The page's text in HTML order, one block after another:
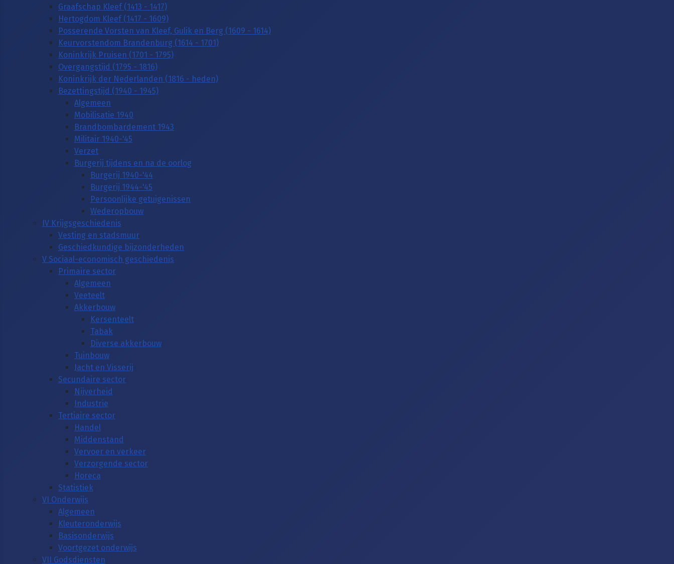
Graafschap Kleef (1413 - 1417)
Hertogdom Kleef (1417 - 1609)
Posserende Vorsten van Kleef, Gulik en Berg (1609 - 1614)
Keurvorstendom Brandenburg (1614 - 1701)
Koninkrijk Pruisen (1701 - 1795)
Overgangstijd (1795 - 1816)
Koninkrijk der Nederlanden (1816 - heden)
Bezettingstijd (1940 - 1945)
Algemeen
Mobilisatie 1940
Brandbombardement 1943
Militair 1940-'45
Verzet
Burgerij tijdens en na de oorlog
Burgerij 1940-'44
Burgerij 1944-'45
Persoonlijke getuigenissen
Wederopbouw
IV Krijgsgeschiedenis
Vesting en stadsmuur
Geschiedkundige bijzonderheden
V Sociaal-economisch geschiedenis
Primaire sector
Algemeen
Veeteelt
Akkerbouw
Kersenteelt
Tabak
Diverse akkerbouw
Tuinbouw
Jacht en Visserij
Secundaire sector
Nijverheid
Industrie
Tertiaire sector
Handel
Middenstand
Vervoer en verkeer
Verzorgende sector
Horeca
Statistiek
VI Onderwijs
Algemeen
Kleuteronderwijs
Basisonderwijs
Voortgezet onderwijs
VII Godsdiensten